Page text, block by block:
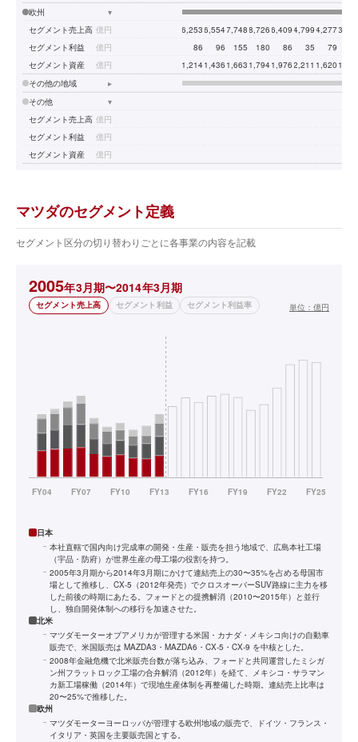
欧州
▾
セグメント売上高 億円 6,253 6,5547,748 8,726 6,409 4,799 4,277
セグメント利益
億円 86 96 155 180 86 35 79
セグメント資産
億円 1,2141,436 1,663 1,7941,976 2,211 1,620
その他の地域
▸
その他
▾
セグメント売上高 億円
セグメント利益
億円
セグメント資産
億円
マツダのセグメント定義
セグメント区分の切り替わりごとに各事業の内容を記載
2005年3月期〜2014年3月期
セグメント売上高 セグメント利益 セグメント利益率 単位： 億円
日本
本社直轄で国内向け完成車の開発・生産・販売を担う地域で、広島本社工場
（宇品・防府）が世界生産の母工場の役割を持つ。
2005年3月期から2014年3月期にかけて連結売上の30〜35%を占める母国市
場として推移し、CX-5（2012年発売）でクロスオーバーSUV路線に主力を移
した前後の時期にあたる。フォードとの提携解消（2010〜2015年）と並行
し、独自開発体制への移行を加速させた。
北米
マツダモーターオブアメリカが管理する米国・カナダ・メキシコ向けの自動車
販売で、米国販売は MAZDA3・MAZDA6・CX-5・CX-9 を中核とした。
2008年金融危機で北米販売台数が落ち込み、フォードと共同運営したミシガ
ン州フラットロック工場の合弁解消（2012年）を経て、メキシコ・サラマン
カ新工場稼働（2014年）で現地生産体制を再整備した時期。連結売上比率は
20〜25%で推移した。
欧州
マツダモーターヨーロッパが管理する欧州地域の販売で、ドイツ・フランス・
イタリア・英国を主要販売国とする。